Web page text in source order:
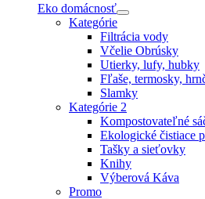
Eko domácnosť
Kategórie
Filtrácia vody
Včelie Obrúsky
Utierky, lufy, hubky
Fľaše, termosky,
Slamky
Kategórie 2
Kompostovateľné
Ekologické čistiace
Tašky a sieťovky
Knihy
Výberová Káva
Promo